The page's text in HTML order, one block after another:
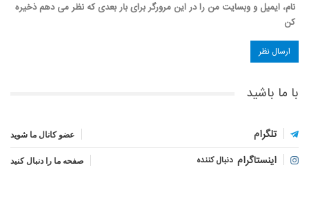
نام، ایمیل و وبسایت من را در این مرورگر برای بار بعدی که نظر می دهم ذخیره
کن
با ما باشید
تلگرام عضو کانال ما شوید
اینستاگرام دنبال کننده صفحه ما را دنبال کنید